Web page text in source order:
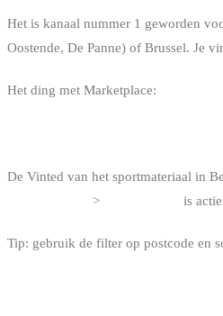
Het is kanaal nummer 1 geworden
Oostende, De Panne) of Brussel. Je
Het ding met Marketplace:
De Vinted van het sportmateriaal in
> is
Tip: gebruik de filter op postcode en